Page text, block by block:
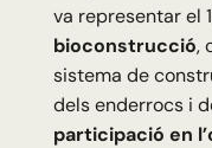
va representar el
bioconstrucció,
sistema de
dels enderrocs i
participació en